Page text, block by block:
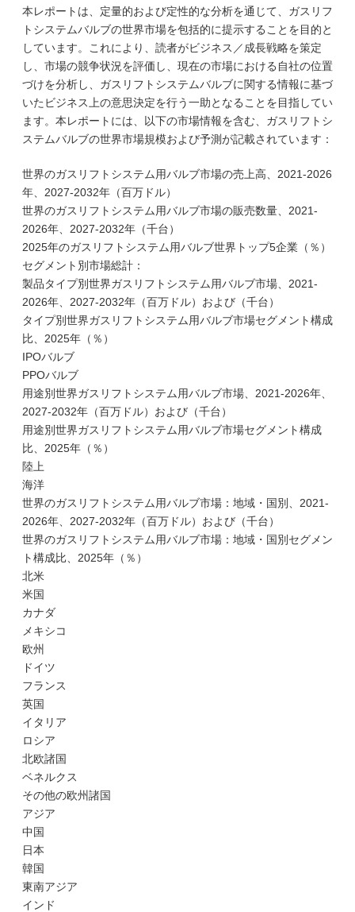
本レポートは、定量的および定性的な分析を通じて、ガスリフ
トシステムバルブの世界市場を包括的に提示することを目的と
しています。これにより、読者がビジネス／成長戦略を策定
し、市場の競争状況を評価し、現在の市場における自社の位置
づけを分析し、ガスリフトシステムバルブに関する情報に基づ
いたビジネス上の意思決定を行う一助となることを目指してい
ます。本レポートには、以下の市場情報を含む、ガスリフトシ
ステムバルブの世界市場規模および予測が記載されています：
世界のガスリフトシステム用バルブ市場の売上高、2021-2026
年、2027-2032年（百万ドル）
世界のガスリフトシステム用バルブ市場の販売数量、2021-
2026年、2027-2032年（千台）
2025年のガスリフトシステム用バルブ世界トップ5企業（％）
セグメント別市場総計：
製品タイプ別世界ガスリフトシステム用バルブ市場、2021-
2026年、2027-2032年（百万ドル）および（千台）
タイプ別世界ガスリフトシステム用バルブ市場セグメント構成
比、2025年（％）
IPOバルブ
PPOバルブ
用途別世界ガスリフトシステム用バルブ市場、2021-2026年、
2027-2032年（百万ドル）および（千台）
用途別世界ガスリフトシステム用バルブ市場セグメント構成
比、2025年（％）
陸上
海洋
世界のガスリフトシステム用バルブ市場：地域・国別、2021-
2026年、2027-2032年（百万ドル）および（千台）
世界のガスリフトシステム用バルブ市場：地域・国別セグメン
ト構成比、2025年（％）
北米
米国
カナダ
メキシコ
欧州
ドイツ
フランス
英国
イタリア
ロシア
北欧諸国
ベネルクス
その他の欧州諸国
アジア
中国
日本
韓国
東南アジア
インド